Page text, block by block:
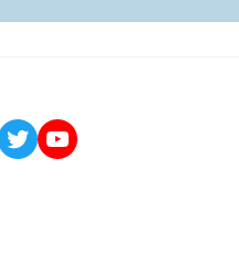
TwitterYouTube